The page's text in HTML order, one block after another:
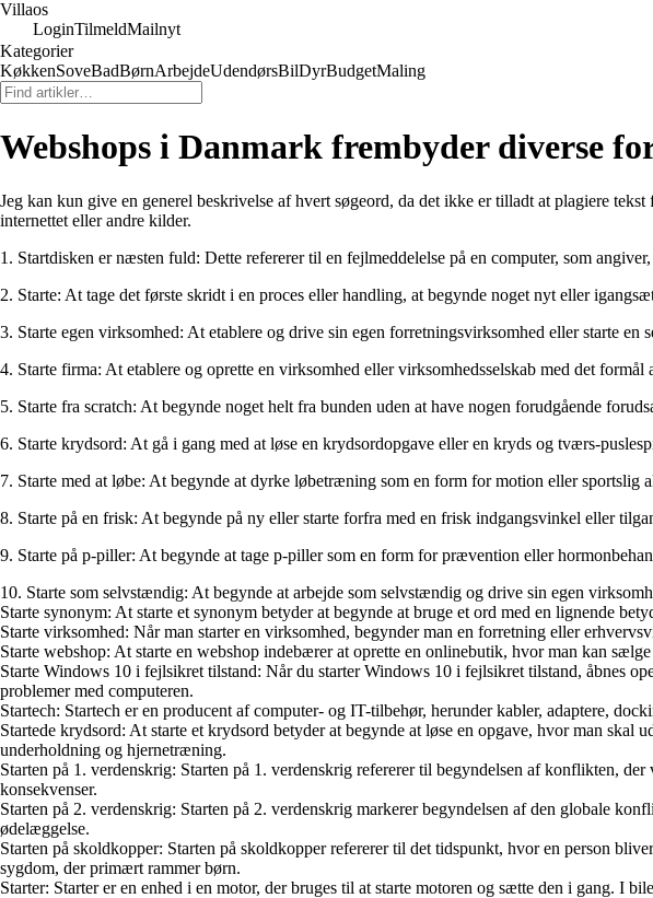
Villaos
LoginTilmeldMailnyt
Kategorier
KøkkenSoveBadBørnArbejdeUdendørsBilDyrBudgetMaling
Webshops i Danmark frembyder diverse
Jeg kan kun give en generel beskrivelse af hvert søgeord, da det ikke er tilladt at plagiere
internettet eller andre kilder.
1. Startdisken er næsten fuld: Dette refererer til en fejlmeddelelse på en computer, som
2. Starte: At tage det første skridt i en proces eller handling, at begynde noget nyt eller
3. Starte egen virksomhed: At etablere og drive sin egen forretningsvirksomhed eller starte en
4. Starte firma: At etablere og oprette en virksomhed eller virksomhedsselskab med det
5. Starte fra scratch: At begynde noget helt fra bunden uden at have nogen forudgående
6. Starte krydsord: At gå i gang med at løse en krydsordopgave eller en kryds og tværs-
7. Starte med at løbe: At begynde at dyrke løbetræning som en form for motion eller sportslig
8. Starte på en frisk: At begynde på ny eller starte forfra med en frisk indgangsvinkel eller
9. Starte på p-piller: At begynde at tage p-piller som en form for prævention eller
10. Starte som selvstændig: At begynde at arbejde som selvstændig og drive sin egen
Starte synonym: At starte et synonym betyder at begynde at bruge et ord med en lignende
Starte virksomhed: Når man starter en virksomhed, begynder man en forretning eller
Starte webshop: At starte en webshop indebærer at oprette en onlinebutik, hvor man kan
Starte Windows 10 i fejlsikret tilstand: Når du starter Windows 10 i fejlsikret tilstand, åbnes
problemer med computeren.
Startech: Startech er en producent af computer- og IT-tilbehør, herunder kabler, adaptere,
Startede krydsord: At starte et krydsord betyder at begynde at løse en opgave, hvor man
underholdning og hjernetræning.
Starten på 1. verdenskrig: Starten på 1. verdenskrig refererer til begyndelsen af konflikten,
konsekvenser.
Starten på 2. verdenskrig: Starten på 2. verdenskrig markerer begyndelsen af den globale
ødelæggelse.
Starten på skoldkopper: Starten på skoldkopper refererer til det tidspunkt, hvor en person
sygdom, der primært rammer børn.
Starter: Starter er en enhed i en motor, der bruges til at starte motoren og sætte den i gang. I